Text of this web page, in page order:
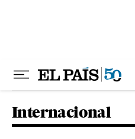
Internacional